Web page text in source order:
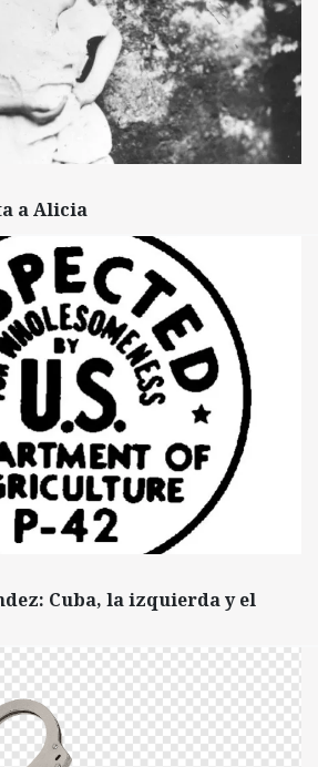
a Alicia
Cuba, la izquierda y el